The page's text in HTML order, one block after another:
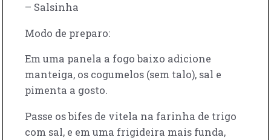
– Salsinha
Modo de preparo:
Em uma panela a fogo baixo adicione
manteiga, os cogumelos (sem talo), sal e
pimenta a gosto.
Passe os bifes de vitela na farinha de trigo
com sal, e em uma frigideira mais funda,